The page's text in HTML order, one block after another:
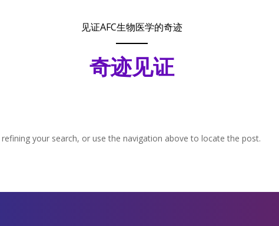
见证AFC生物医学的奇迹
奇迹见证
your search, or use the navigation above to locate the post.